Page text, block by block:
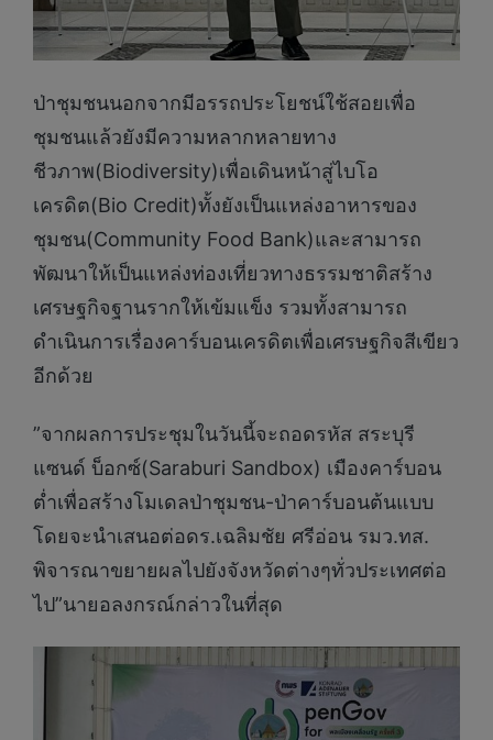
ป่าชุมชนนอกจากมีอรรถประโยชน์ใช้สอยเพื่อ
ชุมชนแล้วยังมีความหลากหลายทาง
ชีวภาพ(Biodiversity)เพื่อเดินหน้าสู่ไบโอ
เครดิต(Bio Credit)ทั้งยังเป็นแหล่งอาหารของ
ชุมชน(Community Food Bank)และสามารถ
พัฒนาให้เป็นแหล่งท่องเที่ยวทางธรรมชาติสร้าง
เศรษฐกิจฐานรากให้เข้มแข็ง รวมทั้งสามารถ
ดำเนินการเรื่องคาร์บอนเครดิตเพื่อเศรษฐกิจสีเขียว
อีกด้วย
”จากผลการประชุมในวันนี้จะถอดรหัส สระบุรี
แซนด์ บ็อกซ์(Saraburi Sandbox) เมืองคาร์บอน
ต่ำเพื่อสร้างโมเดลป่าชุมชน-ป่าคาร์บอนต้นแบบ
โดยจะนำเสนอต่อดร.เฉลิมชัย ศรีอ่อน รมว.ทส.
พิจารณาขยายผลไปยังจังหวัดต่างๆทั่วประเทศต่อ
ไป”นายอลงกรณ์กล่าวในที่สุด